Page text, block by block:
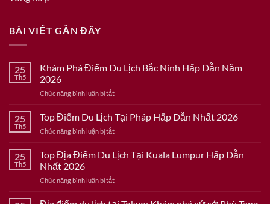
BÀI VIẾT GẦN ĐÂY
25
Th5
Khám Phá Điểm Du Lịch Bắc Ninh Hấp Dẫn Năm
2026
Chức năng bình luận bị tắtở
Phá
Điểm
Du
Bắc
Dẫn
25
Th5
Top Điểm Du Lịch Tại Pháp Hấp Dẫn Nhất 2026
Chức năng bình luận bị tắtở
Điểm
Du
Tại
Hấp
25
Th5
Top Địa Điểm Du Lịch Tại Kuala Lumpur Hấp Dẫn
Nhất 2026
Chức năng bình luận bị tắtở
Địa